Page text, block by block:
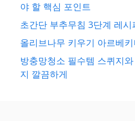
야 할 핵심 포인트
초간단 부추무침 3단계 레시
올리브나무 키우기 아르베
방충망청소 필수템 스퀴지
지 깔끔하게